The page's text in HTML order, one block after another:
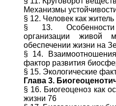
Механизмы
§ 12. Человек как
§ 13.
организации
обеспечении жизни на
§ 14.
фактор развития
§ 15. Экологические
Глава 3.
§ 16. Биогеоценоз как
жизни 76